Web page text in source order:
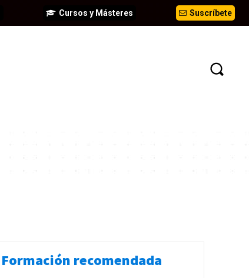
Suscríbete
Cursos y Másteres
Formación recomendada